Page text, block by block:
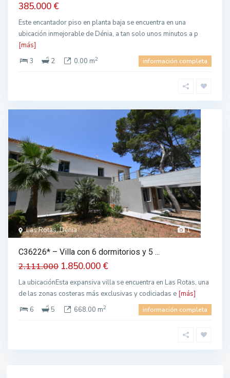
385.000 €
Este encantador piso en planta baja se encuentra en una
ubicación inmejorable de Dénia, a tan solo unos minutos a p
[más]
3
2 0.00 m2 información completa
1
Las Rotas, Dénia
C36226* – Villa con 6 dormitorios y 5 ...
2.111.000 1.850.000 €
La ubicaciónEsta expansiva villa se encuentra en Las Rotas, una
de las zonas costeras más exclusivas y codiciadas e [más]
6
5 668.00 m2 información completa